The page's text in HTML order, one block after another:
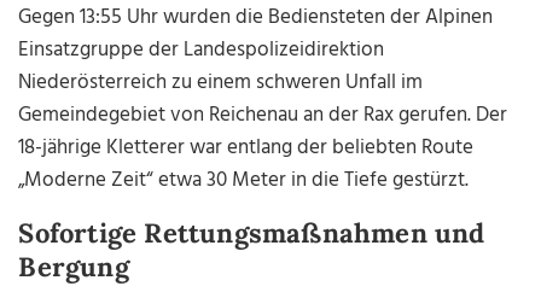
Gegen 13:55 Uhr wurden die Bediensteten der Alpinen
Einsatzgruppe der Landespolizeidirektion
Niederösterreich zu einem schweren Unfall im
Gemeindegebiet von Reichenau an der Rax gerufen. Der
18-jährige Kletterer war entlang der beliebten Route
„Moderne Zeit“ etwa 30 Meter in die Tiefe gestürzt.
Sofortige Rettungsmaßnahmen und
Bergung